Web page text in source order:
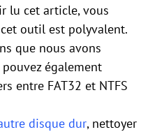
lu cet article, vous
outil est polyvalent.
que nous avons
également
entre FAT32 et NTFS
disque dur, nettoyer